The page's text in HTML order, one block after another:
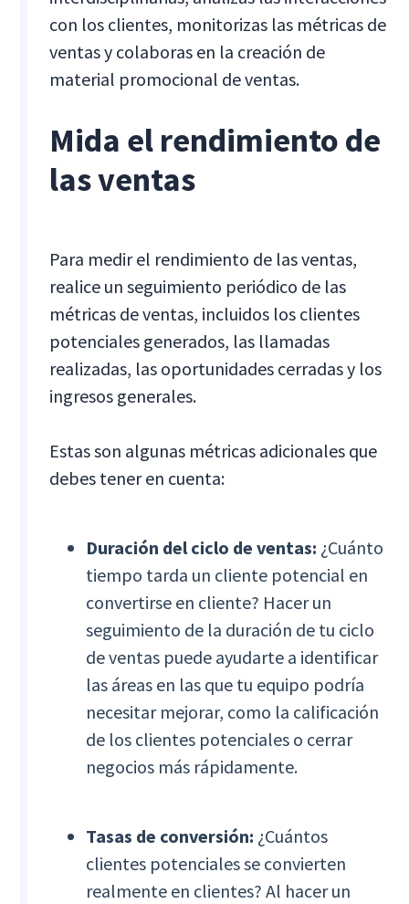
con los clientes, monitorizas las métricas de
ventas y colaboras en la creación de
material promocional de ventas.
Mida el rendimiento de
las ventas
Para medir el rendimiento de las ventas,
realice un seguimiento periódico de las
métricas de ventas, incluidos los clientes
potenciales generados, las llamadas
realizadas, las oportunidades cerradas y los
ingresos generales.
Estas son algunas métricas adicionales que
debes tener en cuenta:
Duración del ciclo de ventas: ¿Cuánto
tiempo tarda un cliente potencial en
convertirse en cliente? Hacer un
seguimiento de la duración de tu ciclo
de ventas puede ayudarte a identificar
las áreas en las que tu equipo podría
necesitar mejorar, como la calificación
de los clientes potenciales o cerrar
negocios más rápidamente.
Tasas de conversión: ¿Cuántos
clientes potenciales se convierten
realmente en clientes? Al hacer un